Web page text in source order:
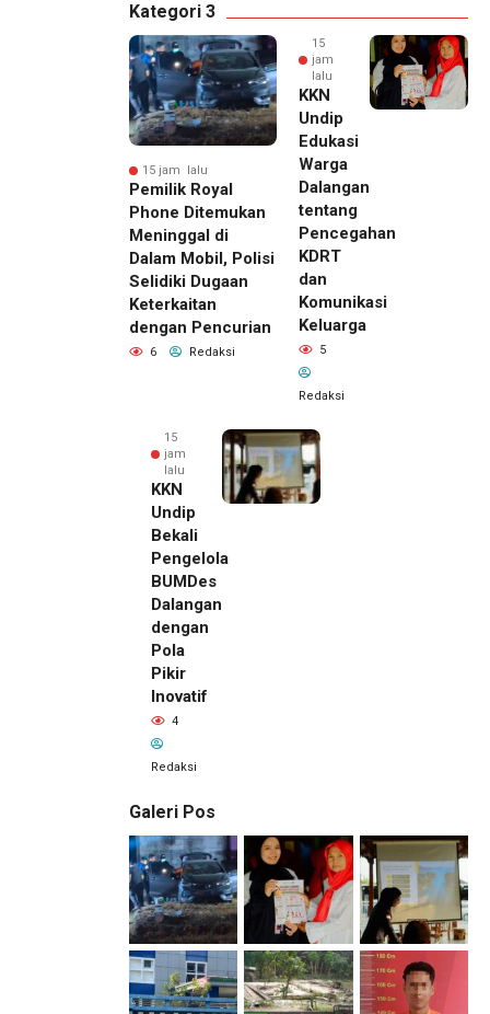
Kategori 3
15 jam lalu
Pemilik Royal
Phone Ditemukan
Meninggal di
Dalam Mobil, Polisi
Selidiki Dugaan
Keterkaitan
dengan Pencurian
6 Redaksi
15
jam
lalu
KKN
Undip
Edukasi
Warga
Dalangan
tentang
Pencegahan
KDRT
dan
Komunikasi
Keluarga
5
Redaksi
15
jam
lalu
KKN
Undip
Bekali
Pengelola
BUMDes
Dalangan
dengan
Pola
Pikir
Inovatif
4
Redaksi
Galeri Pos